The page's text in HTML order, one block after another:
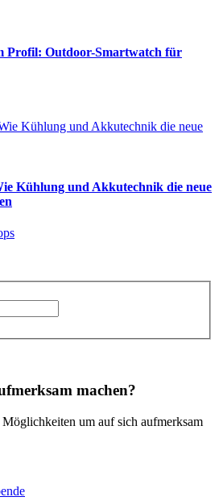
Profil: Outdoor-Smartwatch für
Kühlung und Akkutechnik die neue
machen?
um auf sich aufmerksam